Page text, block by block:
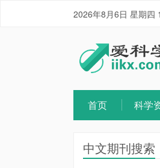
2026年8月6日 星期四
首页 科学
中文期刊搜索